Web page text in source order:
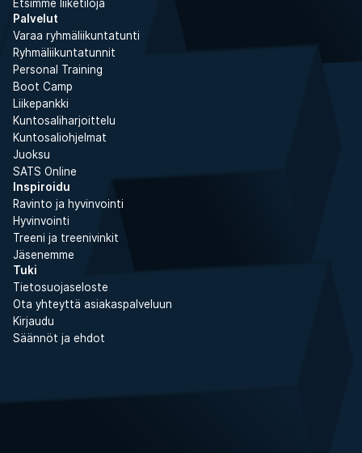
Etsimme liiketiloja
Palvelut
Varaa ryhmäliikuntatunti
Ryhmäliikuntatunnit
Personal Training
Boot Camp
Liikepankki
Kuntosaliharjoittelu
Kuntosaliohjelmat
Juoksu
SATS Online
Inspiroidu
Ravinto ja hyvinvointi
Hyvinvointi
Treeni ja treenivinkit
Jäsenemme
Tuki
Tietosuojaseloste
Ota yhteyttä asiakaspalveluun
Kirjaudu
Säännöt ja ehdot